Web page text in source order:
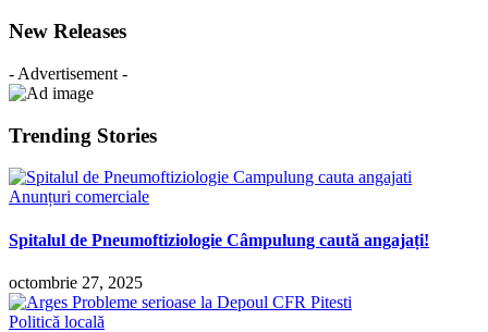
New Releases
- Advertisement -
Trending Stories
Anunțuri comerciale
Spitalul de Pneumoftiziologie Câmpulung caută angajați!
octombrie 27, 2025
Politică locală